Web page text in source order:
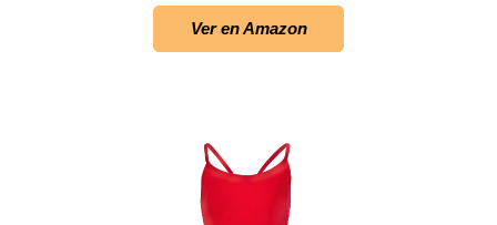
Ver en Amazon